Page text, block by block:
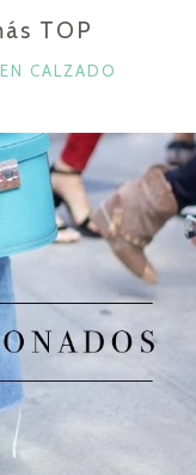
TOP
CALZADO